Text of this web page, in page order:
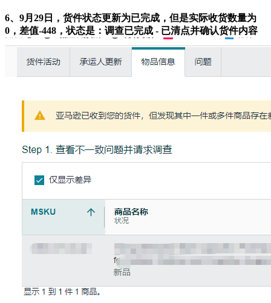
6、9月29日，货件状态更新为已完成，但是实际收货数量为
0，差值-448，状态是：调查已完成 - 已清点并确认货件内容